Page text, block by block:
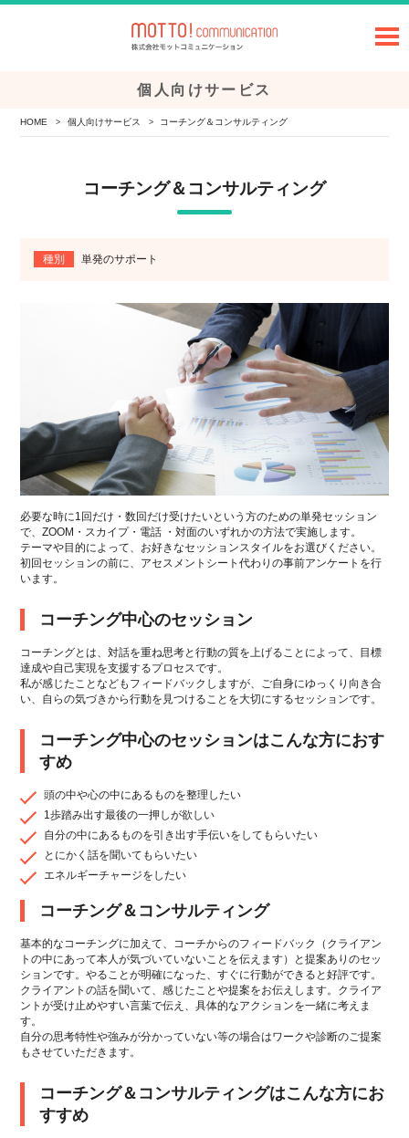
個人向けサービス
HOME > 個人向けサービス > コーチング＆コンサルティング
コーチング＆コンサルティング
種別 単発のサポート
必要な時に1回だけ・数回だけ受けたいという方のための単発セッション
で、ZOOM・スカイプ・電話 ・対面のいずれかの方法で実施します。
テーマや目的によって、お好きなセッションスタイルをお選びください。
初回セッションの前に、アセスメントシート代わりの事前アンケートを行
います。
コーチング中心のセッション
コーチングとは、対話を重ね思考と行動の質を上げることによって、目標
達成や自己実現を支援するプロセスです。
私が感じたことなどもフィードバックしますが、ご自身にゆっくり向き合
い、自らの気づきから行動を見つけることを大切にするセッションです。
コーチング中心のセッションはこんな方におす
すめ
頭の中や心の中にあるものを整理したい
1歩踏み出す最後の一押しが欲しい
自分の中にあるものを引き出す手伝いをしてもらいたい
とにかく話を聞いてもらいたい
エネルギーチャージをしたい
コーチング＆コンサルティング
基本的なコーチングに加えて、コーチからのフィードバック（クライアン
トの中にあって本人が気づいていないことを伝えます）と提案ありのセッ
ションです。やることが明確になった、すぐに行動ができると好評です。
クライアントの話を聞いて、感じたことや提案をお伝えします。クライア
ントが受け止めやすい言葉で伝え、具体的なアクションを一緒に考えま
す。
自分の思考特性や強みが分かっていない等の場合はワークや診断のご提案
もさせていただきます。
コーチング＆コンサルティングはこんな方にお
すすめ